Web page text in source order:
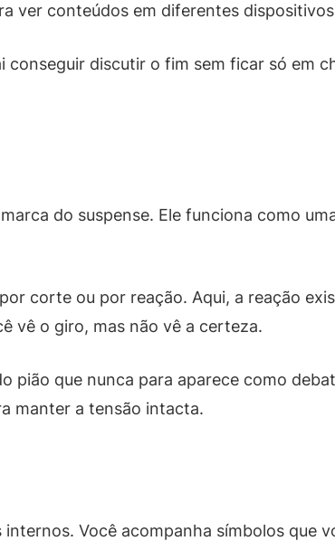
ver conteúdos em diferentes
conseguir discutir o fim sem ficar só em
do suspense. Ele funciona como
corte ou por reação. Aqui, a reação
vê o giro, mas não vê a certeza.
pião que nunca para aparece como
manter a tensão intacta.
Você acompanha símbolos que